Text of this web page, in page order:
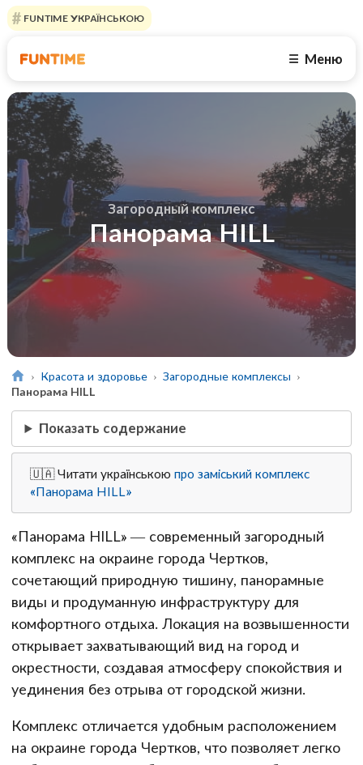
FUNTIME УКРАЇНСЬКОЮ
☰ Меню
Загородный комплекс
Панорама HILL
Красота и здоровье
Загородные комплексы
Панорама HILL
Показать содержание
🇺🇦 Читати українськоюпро заміський комплекс
«Панорама HILL»
«Панорама HILL» — современный загородный
комплекс на окраине города Чертков,
сочетающий природную тишину, панорамные
виды и продуманную инфраструктуру для
комфортного отдыха. Локация на возвышенности
открывает захватывающий вид на город и
окрестности, создавая атмосферу спокойствия и
уединения без отрыва от городской жизни.
Комплекс отличается удобным расположением
на окраине города Чертков, что позволяет легко